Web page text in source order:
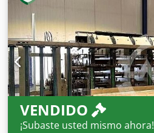
VENDIDO
¡Subaste usted mismo ahora!